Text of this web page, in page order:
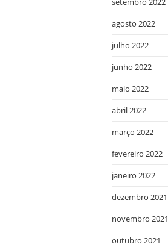
agosto 2022
julho 2022
junho 2022
maio 2022
abril 2022
março 2022
fevereiro 2022
janeiro 2022
dezembro 2021
novembro 2021
outubro 2021